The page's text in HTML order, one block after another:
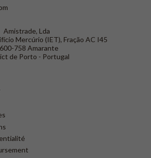
Amistrade, Lda
Mercúrio (IET), Fração AC I45
758 Amarante
de Porto - Portugal